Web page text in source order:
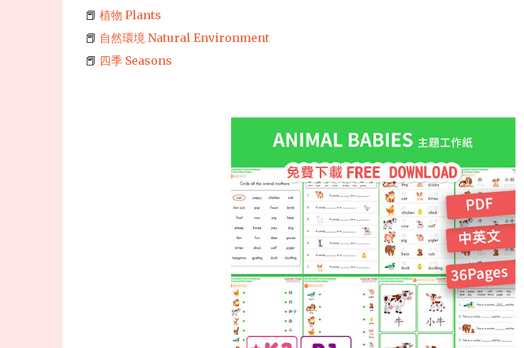
📕 植物 Plants
📕 自然環境 Natural Environment
📕 四季 Seasons